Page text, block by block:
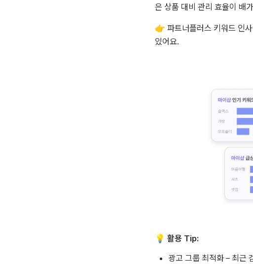
은 상품 대비 관리 효율이 배
👉 파트너플러스 키워드 인
있어요.
💡 활용 Tip:
광고 그룹 최적화 – 최근